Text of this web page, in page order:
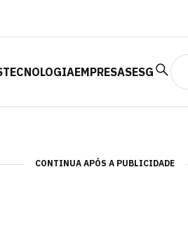
TECNOLOGIAEMPRESASESG
CONTINUA APÓS A PUBLICIDADE